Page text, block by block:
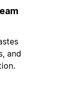
and